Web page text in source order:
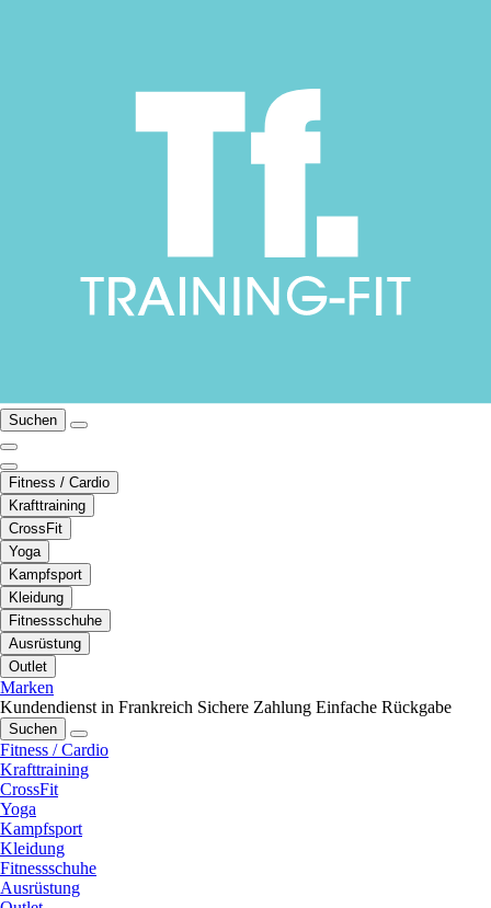
Suchen
Fitness / Cardio
Krafttraining
CrossFit
Yoga
Kampfsport
Kleidung
Fitnessschuhe
Ausrüstung
Outlet
Marken
Kundendienst in Frankreich Sichere Zahlung Einfache Rückgabe
Suchen
Fitness / Cardio
Krafttraining
CrossFit
Yoga
Kampfsport
Kleidung
Fitnessschuhe
Ausrüstung